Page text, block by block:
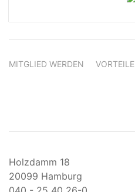
MITGLIED WERDEN VORTEILE
Holzdamm 18
20099 Hamburg